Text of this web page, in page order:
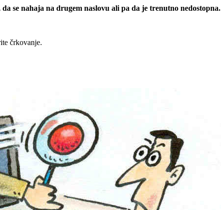
se nahaja na drugem naslovu ali pa da je trenutno nedostopna.
črkovanje.